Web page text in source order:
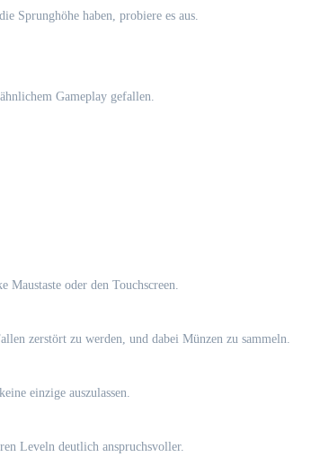
Sprunghöhe haben, probiere es aus.
Gameplay gefallen.
oder den Touchscreen.
zerstört zu werden, und dabei Münzen zu sammeln.
einzige auszulassen.
Leveln deutlich anspruchsvoller.